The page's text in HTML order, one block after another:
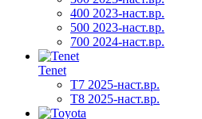
400 2023-наст.вр.
500 2023-наст.вр.
700 2024-наст.вр.
Tenet
T7 2025-наст.вр.
T8 2025-наст.вр.